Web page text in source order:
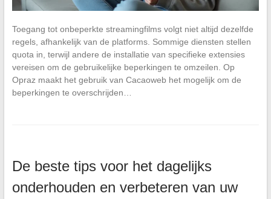
Toegang tot onbeperkte streamingfilms volgt niet altijd dezelfde
regels, afhankelijk van de platforms. Sommige diensten stellen
quota in, terwijl andere de installatie van specifieke extensies
vereisen om de gebruikelijke beperkingen te omzeilen. Op
Opraz maakt het gebruik van Cacaoweb het mogelijk om de
beperkingen te overschrijden…
De beste tips voor het dagelijks
onderhouden en verbeteren van uw